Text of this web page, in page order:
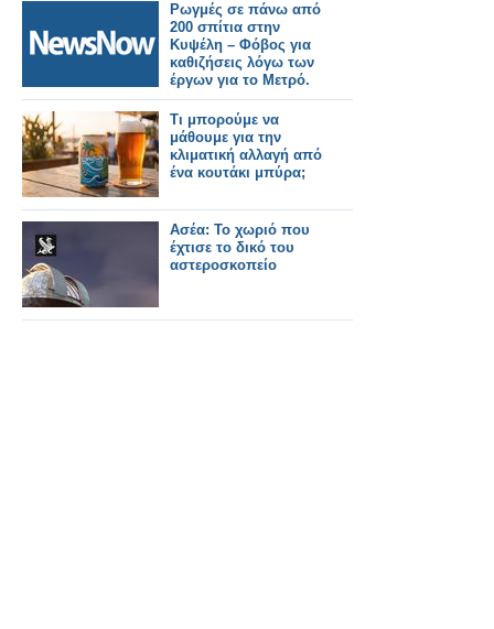
Ρωγμές σε πάνω από
200 σπίτια στην
Κυψέλη – Φόβος για
καθιζήσεις λόγω των
έργων για το Μετρό.
Τι μπορούμε να
μάθουμε για την
κλιματική αλλαγή από
ένα κουτάκι μπύρα;
Ασέα: Το χωριό που
έχτισε το δικό του
αστεροσκοπείο